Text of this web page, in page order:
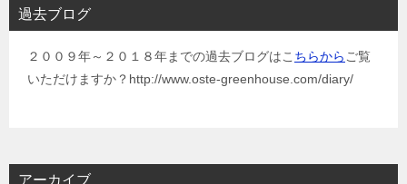
過去ブログ
２００９年～２０１８年までの過去ブログはこ ちらから ご覧
いただけますか？http://www.oste-greenhouse.com/diary/
アーカイブ